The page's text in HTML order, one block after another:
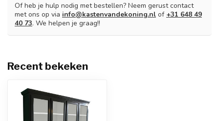
Of heb je hulp nodig met bestellen? Neem gerust contact
met ons op via info@kastenvandekoning.nl of +31 648 49
40 73. We helpen je graag!!
Recent bekeken